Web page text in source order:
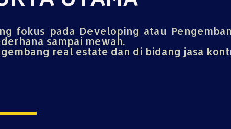
fokus pada Developing atau
sampai mewah.
real estate dan di bidang jasa